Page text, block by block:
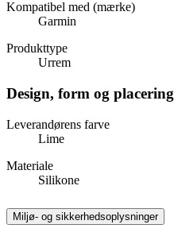
Kompatibel med (mærke)
Garmin
Produkttype
Urrem
Design, form og placering
Leverandørens farve
Lime
Materiale
Silikone
Miljø- og sikkerhedsoplysninger